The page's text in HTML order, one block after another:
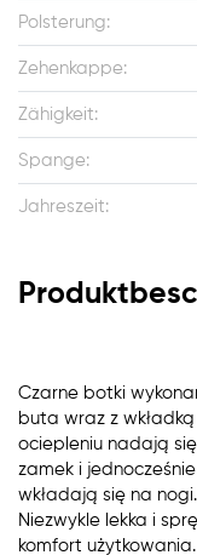
Polsterung:
Zehenkappe:
Zähigkeit:
Spange:
Jahreszeit:
Czarne botki
buta wraz z
ociepleniu nadają
zamek i
wkładają się na
Niezwykle lekka i
komfort użytkowania.